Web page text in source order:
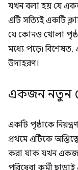
যখন বলা হয় যে
এটি সত্যিই একটি
যে কোনও খোলা
মধ্যে পড়ে৷
উদাহরণ।
একজন নতুন
একটি পৃষ্ঠাকে
প্রথমে এটিকে
করা যাক যখন
পরিষেবা কর্মী